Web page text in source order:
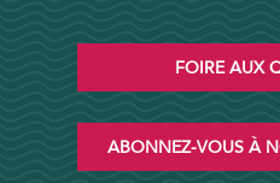
FOIRE AUX
ABONNEZ-VOUS À